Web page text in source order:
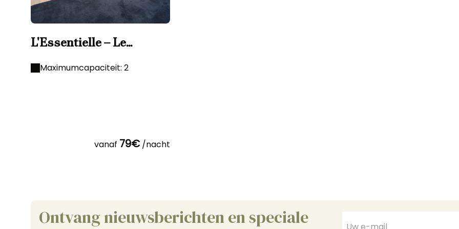
L'Essentielle – Le
Maximumcapaciteit: 2
vanaf 79€/nacht
Ontvang nieuwsberichten en speciale